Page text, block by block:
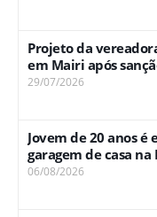
Projeto da
em Mairi após
29/07/2026
Jovem de 20 anos
garagem de casa na
06/08/2026